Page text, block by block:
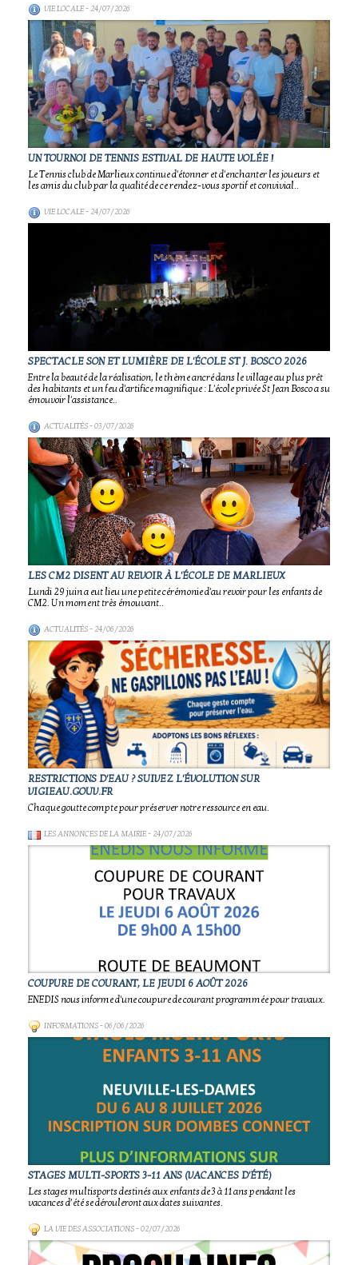
VIE LOCALE- 24/07/2026
UN TOURNOI DE TENNIS ESTIVAL DE HAUTE VOLÉE !
Le Tennis club de Marlieux continue d'étonner et d'enchanter les joueurs et
les amis du club par la qualité de ce rendez-vous sportif et convivial..
VIE LOCALE- 24/07/2026
SPECTACLE SON ET LUMIÈRE DE L'ÉCOLE ST J. BOSCO 2026
Entre la beauté de la réalisation, le thème ancré dans le village au plus prêt
des habitants et un feu d'artifice magnifique : L'école privée St Jean Bosco a su
émouvoir l'assistance..
ACTUALITÉS- 03/07/2026
LES CM2 DISENT AU REVOIR À L'ÉCOLE DE MARLIEUX
Lundi 29 juin a eut lieu une petite cérémonie d'au revoir pour les enfants de
CM2. Un moment très émouvant..
ACTUALITÉS- 24/06/2026
RESTRICTIONS D'EAU ? SUIVEZ L'ÉVOLUTION SUR
VIGIEAU.GOUV.FR
Chaque goutte compte pour préserver notre ressource en eau.
LES ANNONCES DE LA MAIRIE- 24/07/2026
COUPURE DE COURANT, LE JEUDI 6 AOÛT 2026
ENEDIS nous informe d'une coupure de courant programmée pour travaux.
INFORMATIONS- 06/06/2026
STAGES MULTI-SPORTS 3-11 ANS (VACANCES D'ÉTÉ)
Les stages multisports destinés aux enfants de 3 à 11 ans pendant les
vacances d’été se dérouleront aux dates suivantes.
LA VIE DES ASSOCIATIONS- 02/07/2026